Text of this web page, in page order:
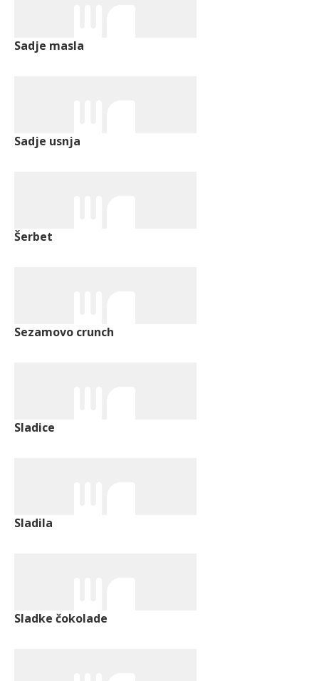
Sadje masla
Sadje usnja
Šerbet
Sezamovo crunch
Sladice
Sladila
Sladke čokolade